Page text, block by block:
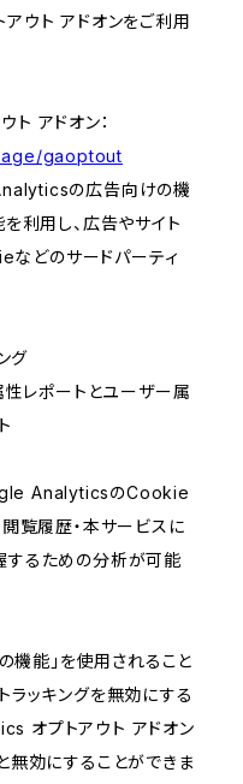
ウト アドオンをご利用
アドオン：
gaoptout
の広告向けの機
利用し、広告やサイト
どのサードパーティ
グ
レポートとユーザー属
AnalyticsのCookie
閲覧履歴・本サービスに
するための分析が可能
能」を使用されること
ラッキングを無効にする
オプトアウト アドオン
無効にすることができま